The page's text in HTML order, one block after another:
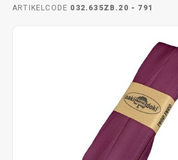
ARTIKELCODE 032.635ZB.20 - 791